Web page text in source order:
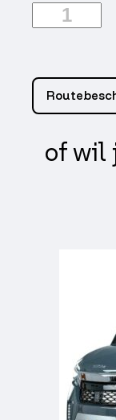
DEBUX
Minicar
of wil